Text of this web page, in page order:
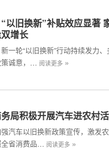
以旧换新”补贴效应显著
增长
一轮“以旧换新”行动持续发力、
诚意，…
阅读更多 »
局积极开展汽车进农村
汽车以旧换新政策宣传，激发
省消费品…
阅读更多 »